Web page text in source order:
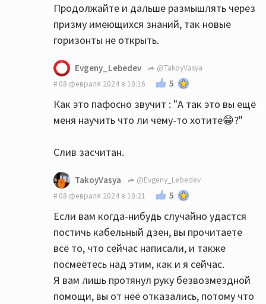
Продолжайте и дальше размышлять через
призму имеющихся знаний, так новые
горизонты не открыть.
Evgeny_Lebedev
@TakoyVasya
08 февраля 2024 в 10:16
5
Как это пафосно звучит : "А так это вы ещё
меня научить что ли чему-то хотите😁?"
Cлив засчитан.
TakoyVasya
@Evgeny_Lebedev
08 февраля 2024 в 10:21
5
Если вам когда-нибудь случайно удастся
постичь кабельный дзен, вы прочитаете
всё то, что сейчас написали, и также
посмеётесь над этим, как и я сейчас.
Я вам лишь протянул руку безвозмездной
помощи, вы от неё отказались, потому что